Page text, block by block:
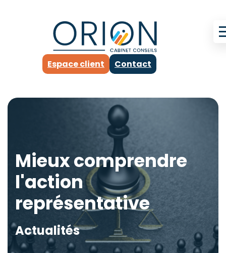
Espace client Contact
Mieux comprendre
l'action
représentative
Actualités